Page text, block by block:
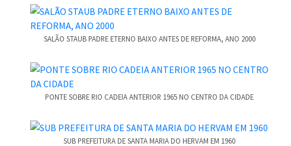
SALÃO STAUB PADRE ETERNO BAIXO ANTES DE REFORMA, ANO 2000
PONTE SOBRE RIO CADEIA ANTERIOR 1965 NO CENTRO DA CIDADE
SUB PREFEITURA DE SANTA MARIA DO HERVAM EM 1960